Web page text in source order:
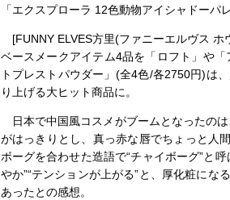
「エクスプローラ 12色動物アイシャドーパ
[FUNNY ELVES方里(ファニーエルヴス ホ
ベースメークアイテム4品を「ロフト」や
トプレストパウダー」(全4色/各2750円)は
り上げる大ヒット商品に。
日本で中国風コスメがブームとなったの
がはっきりとし、真っ赤な唇でちょっと人
ボーグを合わせた造語で“チャイボーグ”と
やか”“テンションが上がる”と、厚化粧に
あったとの感想。